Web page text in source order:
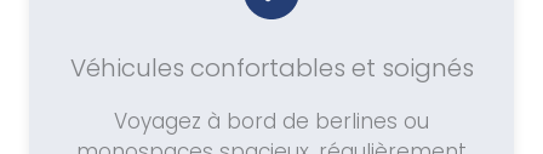
Véhicules confortables et soignés
Voyagez à bord de berlines ou